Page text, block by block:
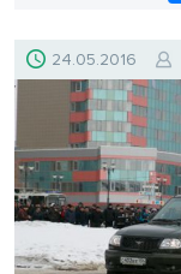
24.05.2016